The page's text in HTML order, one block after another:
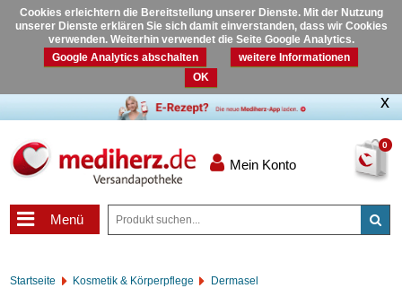
Cookies erleichtern die Bereitstellung unserer Dienste. Mit der Nutzung
unserer Dienste erklären Sie sich damit einverstanden, dass wir Cookies
verwenden. Weiterhin verwendet die Seite Google Analytics.
Google Analytics abschalten
weitere Informationen
OK
0
Mein Konto
Menü
Startseite Kosmetik & Körperpflege Dermasel